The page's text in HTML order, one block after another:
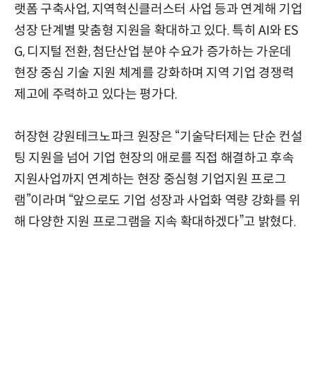
랫폼 구축사업, 지역혁신클러스터 사업 등과 연계해 기업
성장 단계별 맞춤형 지원을 확대하고 있다. 특히 AI와 ES
G, 디지털 전환, 첨단산업 분야 수요가 증가하는 가운데
현장 중심 기술 지원 체계를 강화하며 지역 기업 경쟁력
제고에 주력하고 있다는 평가다.
허장현 강원테크노파크 원장은 “기술닥터제는 단순 컨설
팅 지원을 넘어 기업 현장의 애로를 직접 해결하고 후속
지원사업까지 연계하는 현장 중심형 기업지원 프로그
램”이라며 “앞으로도 기업 성장과 사업화 역량 강화를 위
해 다양한 지원 프로그램을 지속 확대하겠다”고 밝혔다.